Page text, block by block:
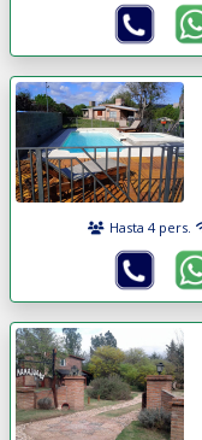
Hasta 4 pers.